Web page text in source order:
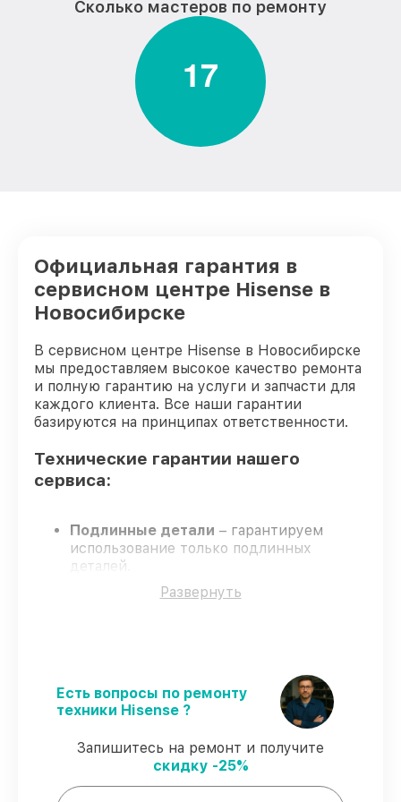
Сколько мастеров по ремонту
17
Официальная гарантия в
сервисном центре Hisense в
Новосибирске
В сервисном центре Hisense в Новосибирске
мы предоставляем высокое качество ремонта
и полную гарантию на услуги и запчасти для
каждого клиента. Все наши гарантии
базируются на принципах ответственности.
Технические гарантии нашего
сервиса:
Подлинные детали – гарантируем
использование только подлинных
деталей.
Опытные специалисты
аттестация подтверждают высокий
Сервис с гарантией– официальная
гарантия на все виды восстановления.
Что гарантирует сервис при
восстановлении:
Развернуть
Есть вопросы по ремонту
техники Hisense ?
Запишитесь на ремонт и получите
скидку -25%